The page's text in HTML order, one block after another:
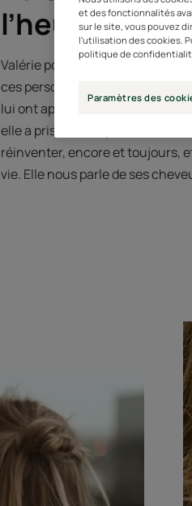
l’heure de la
Valérie pourrait bouger des
ces personnes qui ont décidé
lui ont appris quelque chose,
elle a pris la ménopause
réinventer, encore et toujours,
vie. Elle nous parle de ses
et des fonctionnalités
sur le site, vous pouvez
l'utilisation des cookies.
politique de
Paramètres des